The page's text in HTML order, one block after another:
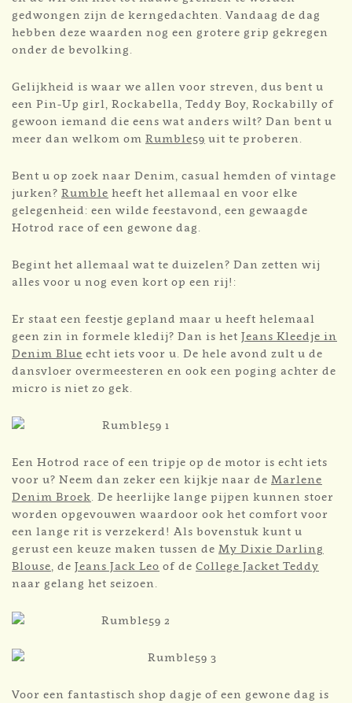
gedwongen zijn de kerngedachten. Vandaag de dag
hebben deze waarden nog een grotere grip gekregen
onder de bevolking.
Gelijkheid is waar we allen voor streven, dus bent u
een Pin-Up girl, Rockabella, Teddy Boy, Rockabilly of
gewoon iemand die eens wat anders wilt? Dan bent u
meer dan welkom om Rumble59 uit te proberen.
Bent u op zoek naar Denim, casual hemden of vintage
jurken? Rumble heeft het allemaal en voor elke
gelegenheid: een wilde feestavond, een gewaagde
Hotrod race of een gewone dag.
Begint het allemaal wat te duizelen? Dan zetten wij
alles voor u nog even kort op een rij!:
Er staat een feestje gepland maar u heeft helemaal
geen zin in formele kledij? Dan is het Jeans Kleedje in
Denim Blue echt iets voor u. De hele avond zult u de
dansvloer overmeesteren en ook een poging achter de
micro is niet zo gek.
Een Hotrod race of een tripje op de motor is echt iets
voor u? Neem dan zeker een kijkje naar de Marlene
Denim Broek . De heerlijke lange pijpen kunnen stoer
worden opgevouwen waardoor ook het comfort voor
een lange rit is verzekerd! Als bovenstuk kunt u
gerust een keuze maken tussen de My Dixie Darling
Blouse , de Jeans Jack Leo of de College Jacket Teddy
naar gelang het seizoen.
Voor een fantastisch shop dagje of een gewone dag is